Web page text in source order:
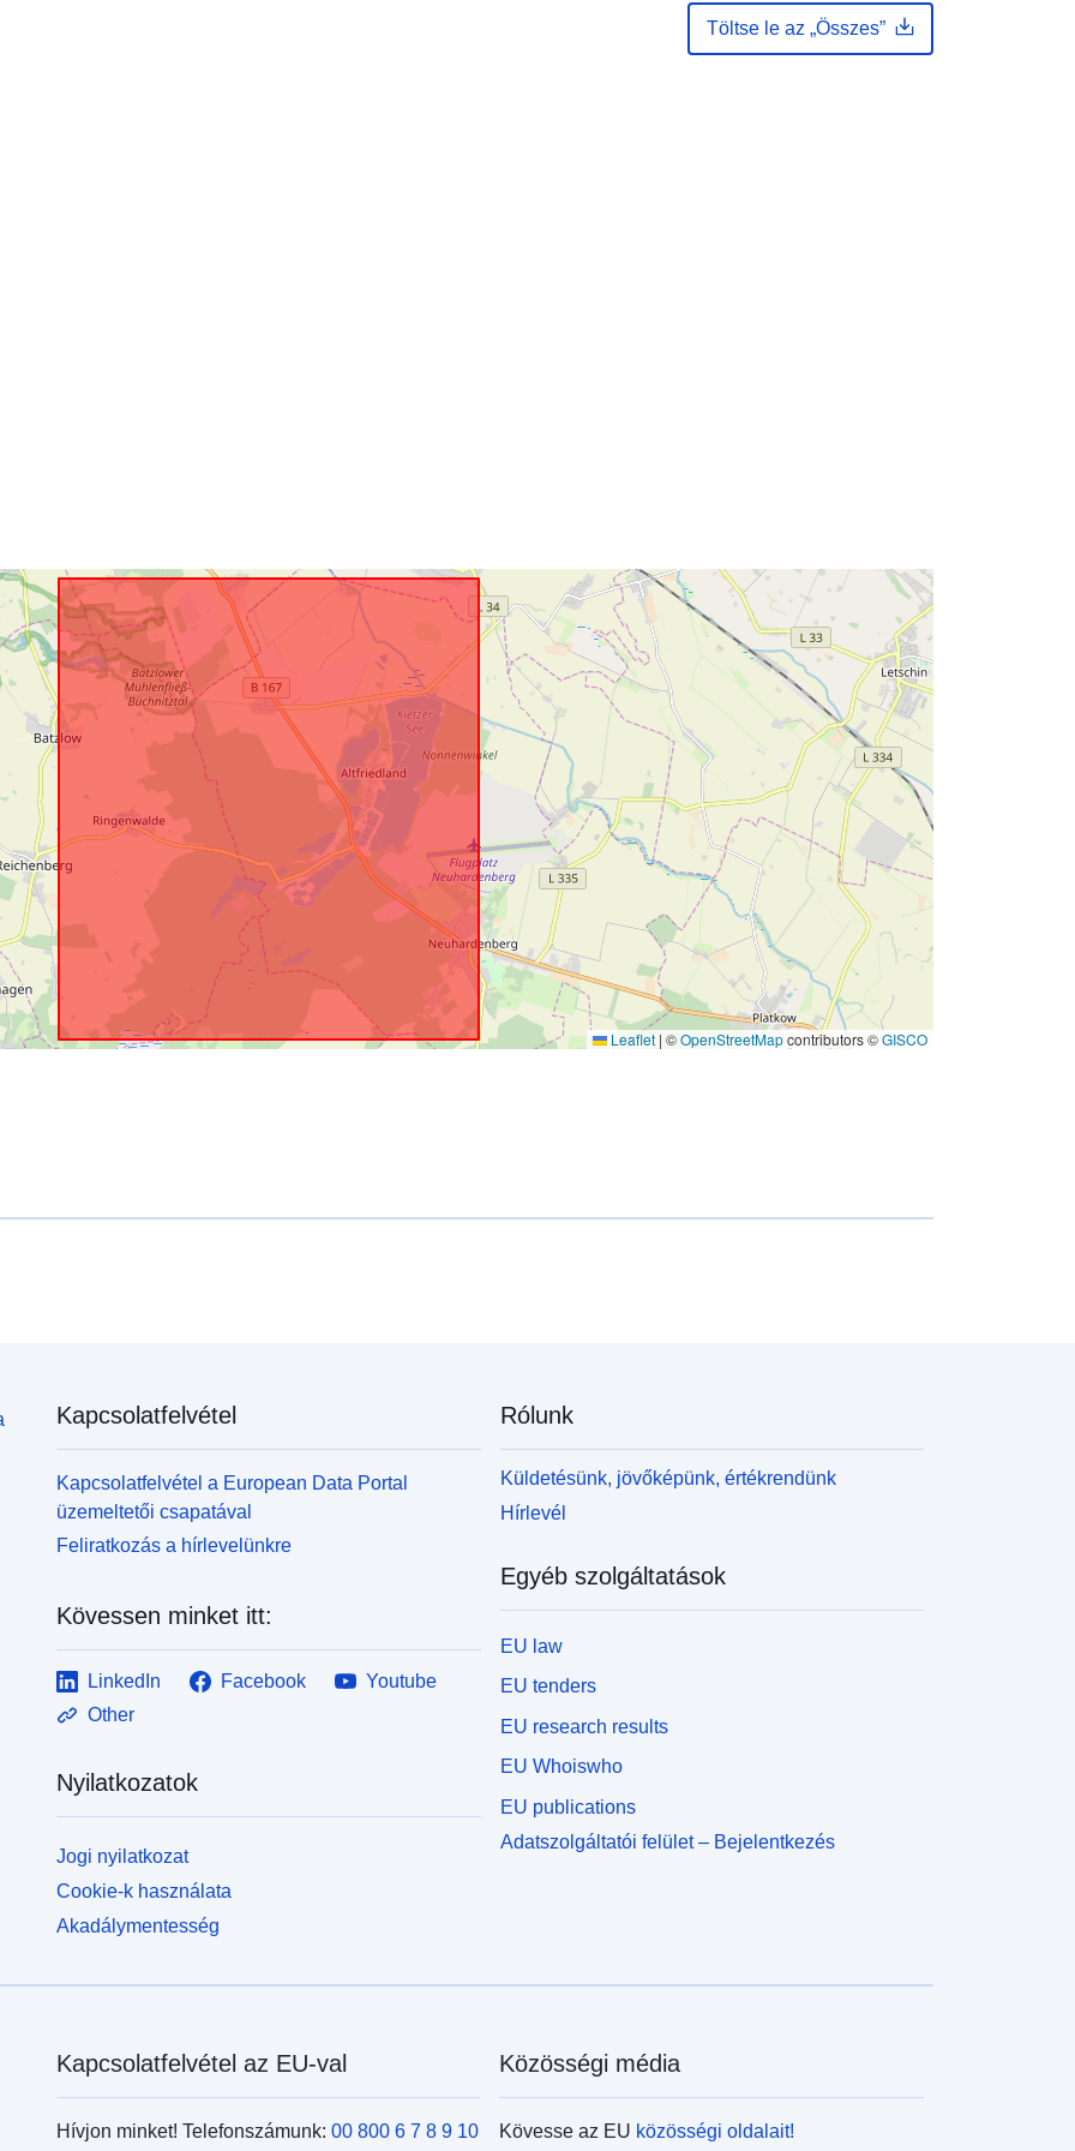
Töltse le az „Összes”
Leaflet | ©OpenStreetMapcontributors ©GISCO
Eine Auskunft über die Herkunft der
Daten erhalten Sie per Anfrage an
Kapcsolatfelvétel
Kapcsolatfelvétel a European Data Portal
üzemeltetői csapatával
Feliratkozás a hírlevelünkre
Kövessen minket itt:
LinkedIn Facebook
Youtube
Other
Nyilatkozatok
Jogi nyilatkozat
Cookie-k használata
Akadálymentesség
Rólunk
Küldetésünk, jövőképünk, értékrendünk
Hírlevél
Egyéb szolgáltatások
EU law
EU tenders
EU research results
EU Whoiswho
EU publications
Adatszolgáltatói felület – Bejelentkezés
Kapcsolatfelvétel az EU-val
Hívjon minket! Telefonszámunk: 00 800 6 7 8 9 10
Közösségi média
Kövesse az EU közösségi oldalait!